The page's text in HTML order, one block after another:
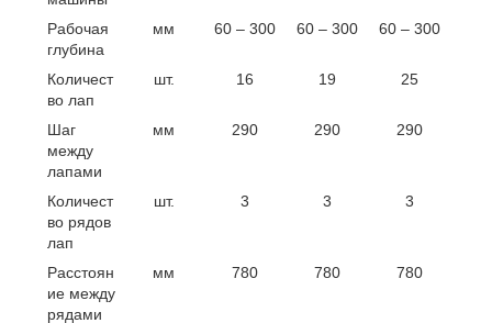
Рабочая
глубина
мм 60 – 300 60 – 300 60 – 300
Количест
во лап
шт. 16 19 25
Шаг
между
лапами
мм 290 290 290
Количест
во рядов
лап
шт. 3 3 3
Расстоян
ие между
рядами
мм 780 780 780